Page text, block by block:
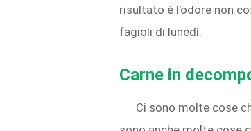
risultato è l'odore non
fagioli di lunedì.
Carne in
Ci sono molte cose